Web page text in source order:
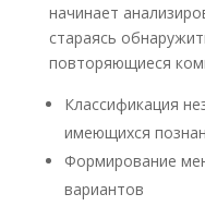
начинает
стараясь
повторяющиеся
Классификация
имеющихся
Формирование
вариантов